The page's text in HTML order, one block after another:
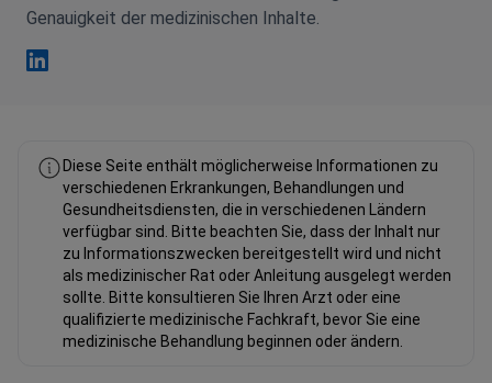
Genauigkeit der medizinischen Inhalte.
Diese Seite enthält möglicherweise Informationen zu
verschiedenen Erkrankungen, Behandlungen und
Gesundheitsdiensten, die in verschiedenen Ländern
verfügbar sind. Bitte beachten Sie, dass der Inhalt nur
zu Informationszwecken bereitgestellt wird und nicht
als medizinischer Rat oder Anleitung ausgelegt werden
sollte. Bitte konsultieren Sie Ihren Arzt oder eine
qualifizierte medizinische Fachkraft, bevor Sie eine
medizinische Behandlung beginnen oder ändern.